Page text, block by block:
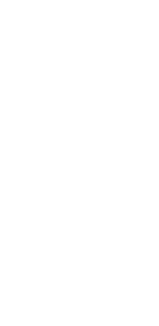
Dharmais Jakarta